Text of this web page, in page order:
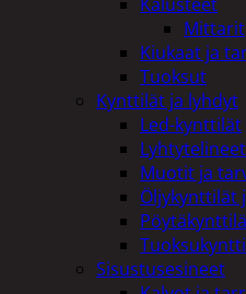
Mittarit
Kiukaat ja
Tuoksut
Kynttilät ja lyhdyt
Led-kynttilät
Lyhtytelineet
Muotit ja
Öljykynttilät
Sisustusesineet